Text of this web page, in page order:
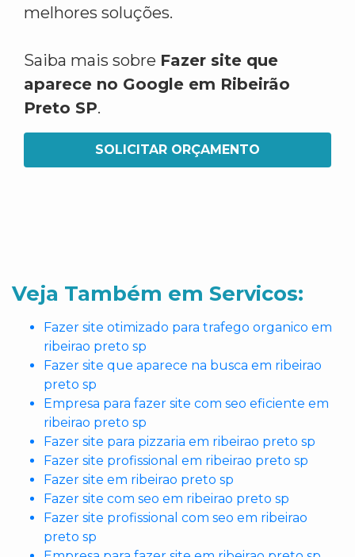
melhores soluções.
Saiba mais sobre Fazer site que
aparece no Google em Ribeirão
Preto SP.
SOLICITAR ORÇAMENTO
Veja Também em Servicos:
Fazer site otimizado para trafego organico em
ribeirao preto sp
Fazer site que aparece na busca em ribeirao
preto sp
Empresa para fazer site com seo eficiente em
ribeirao preto sp
Fazer site para pizzaria em ribeirao preto sp
Fazer site profissional em ribeirao preto sp
Fazer site em ribeirao preto sp
Fazer site com seo em ribeirao preto sp
Fazer site profissional com seo em ribeirao
preto sp